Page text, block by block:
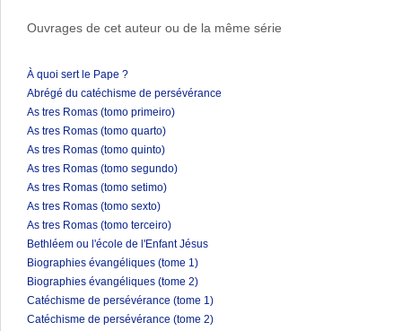
Ouvrages de cet auteur ou de la même série
À quoi sert le Pape ?
Abrégé du catéchisme de persévérance
As tres Romas (tomo primeiro)
As tres Romas (tomo quarto)
As tres Romas (tomo quinto)
As tres Romas (tomo segundo)
As tres Romas (tomo setimo)
As tres Romas (tomo sexto)
As tres Romas (tomo terceiro)
Bethléem ou l'école de l'Enfant Jésus
Biographies évangéliques (tome 1)
Biographies évangéliques (tome 2)
Catéchisme de persévérance (tome 1)
Catéchisme de persévérance (tome 2)